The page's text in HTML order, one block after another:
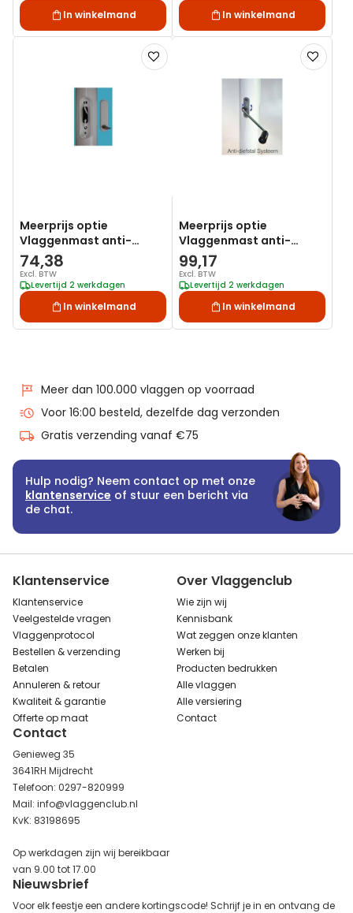
In winkelmand In winkelmand
Voeg
toe
Meerprijs optie
Vlaggenmast anti-
diefstal handmatig
74,38
Excl. BTW
Levertijd 2 werkdagen
In winkelmand
Voeg
toe
Meerprijs optie
Vlaggenmast anti-
diefstal met lier
99,17
Excl. BTW
Levertijd 2 werkdagen
In winkelmand
Meer dan 100.000 vlaggen op voorraad
Voor 16:00 besteld, dezelfde dag verzonden
Gratis verzending vanaf €75
Hulp nodig? Neem contact op met onze
klantenservice of stuur een bericht via
de chat.
Klantenservice
Klantenservice
Veelgestelde vragen
Vlaggenprotocol
Bestellen & verzending
Betalen
Annuleren & retour
Kwaliteit & garantie
Offerte op maat
Over Vlaggenclub
Wie zijn wij
Kennisbank
Wat zeggen onze klanten
Werken bij
Producten bedrukken
Alle vlaggen
Alle versiering
Contact
Contact
Genieweg 35
3641RH Mijdrecht
Telefoon: 0297-820999
Mail: info@vlaggenclub.nl
KvK: 83198695
Op werkdagen zijn wij bereikbaar
van 9.00 tot 17.00
Nieuwsbrief
Voor elk feestje een andere kortingscode! Schrijf je in en ontvang de